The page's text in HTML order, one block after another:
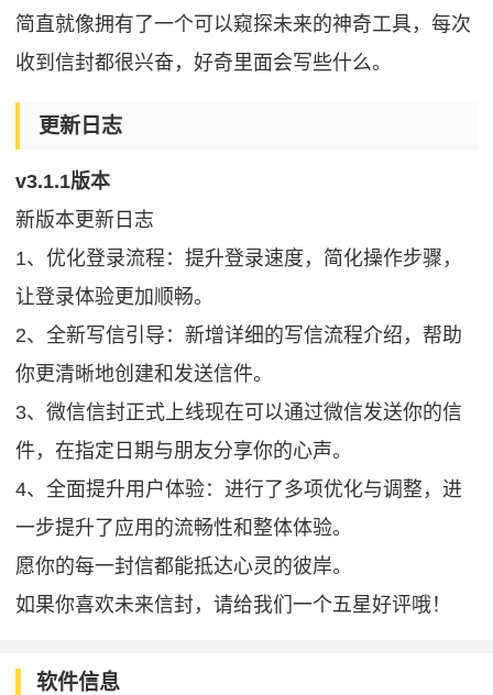
简直就像拥有了一个可以窥探未来的神奇工具，每次
收到信封都很兴奋，好奇里面会写些什么。
更新日志
v3.1.1版本
新版本更新日志
1、优化登录流程：提升登录速度，简化操作步骤，
让登录体验更加顺畅。
2、全新写信引导：新增详细的写信流程介绍，帮助
你更清晰地创建和发送信件。
3、微信信封正式上线现在可以通过微信发送你的信
件，在指定日期与朋友分享你的心声。
4、全面提升用户体验：进行了多项优化与调整，进
一步提升了应用的流畅性和整体体验。
愿你的每一封信都能抵达心灵的彼岸。
如果你喜欢未来信封，请给我们一个五星好评哦！
软件信息